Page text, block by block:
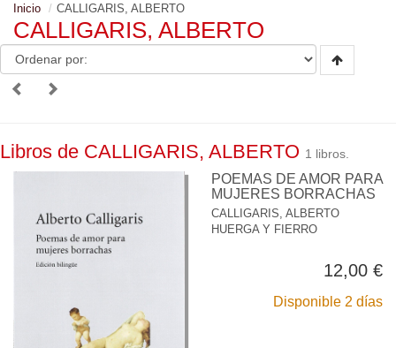
Inicio CALLIGARIS, ALBERTO
CALLIGARIS, ALBERTO
Libros de CALLIGARIS, ALBERTO 1 libros.
POEMAS DE AMOR PARA
MUJERES BORRACHAS
CALLIGARIS, ALBERTO
HUERGA Y FIERRO
12,00 €
Disponible 2 días